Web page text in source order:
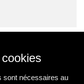
sont nécessaires au